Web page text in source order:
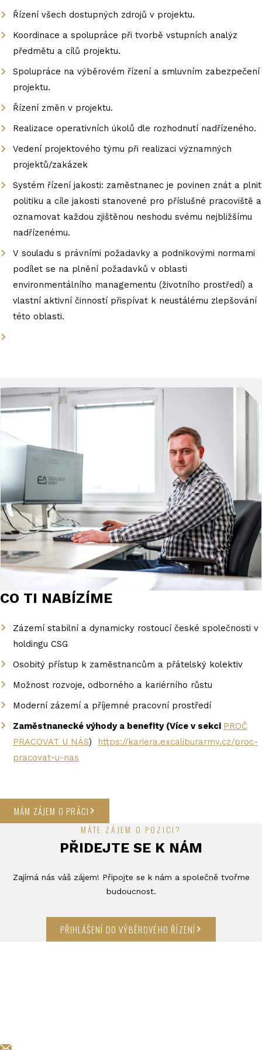
Řízení všech dostupných zdrojů v projektu.
Koordinace a spolupráce při tvorbě vstupních analýz
předmětu a cílů projektu.
Spolupráce na výběrovém řízení a smluvním zabezpečení
projektu.
Řízení změn v projektu.
Realizace operativních úkolů dle rozhodnutí nadřízeného.
Vedení projektového týmu při realizaci významných
projektů/zakázek
Systém řízení jakosti: zaměstnanec je povinen znát a plnit
politiku a cíle jakosti stanovené pro příslušné pracoviště a
oznamovat každou zjištěnou neshodu svému nejbližšímu
nadřízenému.
V souladu s právními požadavky a podnikovými normami
podílet se na plnění požadavků v oblasti
environmentálního managementu (životního prostředí) a
vlastní aktivní činností přispívat k neustálému zlepšování
této oblasti.
CO TI NABÍZÍME
Zázemí stabilní a dynamicky rostoucí české společnosti v
holdingu CSG
Osobitý přístup k zaměstnancům a přátelský kolektiv
Možnost rozvoje, odborného a kariérního růstu
Moderní zázemí a příjemné pracovní prostředí
Zaměstnanecké výhody a benefity (Více v sekci PROČ
PRACOVAT U NÁS) https://kariera.excaliburarmy.cz/proc-
pracovat-u-nas
MÁM ZÁJEM O PRÁCI
MÁTE ZÁJEM O POZICI?
PŘIDEJTE SE K NÁM
Zajímá nás váš zájem! Připojte se k nám a společně tvořme
budoucnost.
PŘIHLÁŠENÍ DO VÝBĚROVÉHO ŘÍZENÍ